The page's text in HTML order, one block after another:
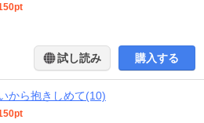
試し読み 購入する
から抱きしめて(10)